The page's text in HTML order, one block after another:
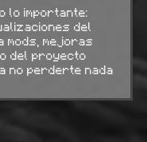
lo importante:
del
mejoras
del proyecto
no perderte nada